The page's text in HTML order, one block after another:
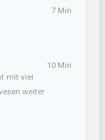
7 Min
mit viel
weiter
10 Min